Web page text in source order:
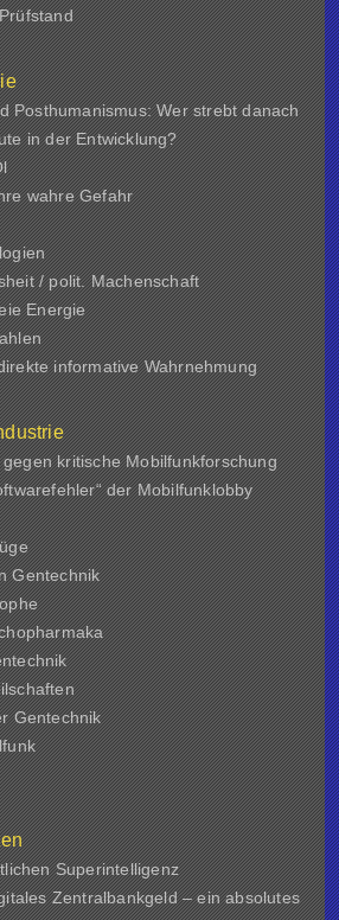
Posthumanismus: Wer strebt danach
in der Entwicklung?
wahre Gefahr
/ polit. Machenschaft
Energie
informative Wahrnehmung
kritische Mobilfunkforschung
der Mobilfunklobby
Gentechnik
Gentechnik
Superintelligenz
Zentralbankgeld – ein absolutes